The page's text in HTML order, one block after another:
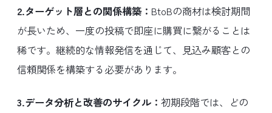
2.ターゲット層との関係構築： BtoBの商材は検討期間
が長いため、一度の投稿で即座に購買に繋がることは
稀です。継続的な情報発信を通じて、見込み顧客との
信頼関係を構築する必要があります。
3.データ分析と改善のサイクル： 初期段階では、どの